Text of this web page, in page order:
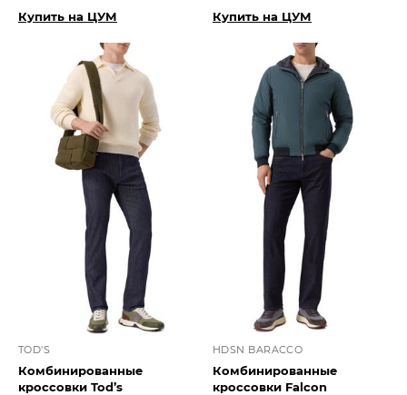
Купить на ЦУМ Купить на ЦУМ
TOD'S
Комбинированные
кроссовки Tod’s
HDSN BARACCO
Комбинированные
кроссовки Falcon